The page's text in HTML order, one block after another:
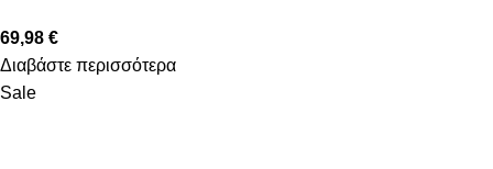
69,98 €
Διαβάστε περισσότερα
Sale